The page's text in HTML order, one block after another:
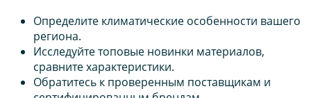
Определите климатические особенности вашего
региона.
Исследуйте топовые новинки материалов,
сравните характеристики.
Обратитесь к проверенным поставщикам и